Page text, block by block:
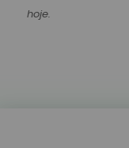
hoje.